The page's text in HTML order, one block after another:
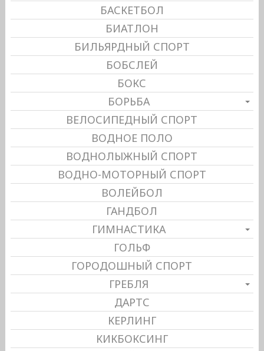
БАСКЕТБОЛ
БИАТЛОН
БИЛЬЯРДНЫЙ СПОРТ
БОБСЛЕЙ
БОКС
БОРЬБА
ВЕЛОСИПЕДНЫЙ СПОРТ
ВОДНОЕ ПОЛО
ВОДНОЛЫЖНЫЙ СПОРТ
ВОДНО-МОТОРНЫЙ СПОРТ
ВОЛЕЙБОЛ
ГАНДБОЛ
ГИМНАСТИКА
ГОЛЬФ
ГОРОДОШНЫЙ СПОРТ
ГРЕБЛЯ
ДАРТС
КЕРЛИНГ
КИКБОКСИНГ